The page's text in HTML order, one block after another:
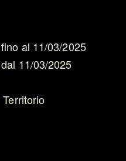
al 11/03/2025
11/03/2025